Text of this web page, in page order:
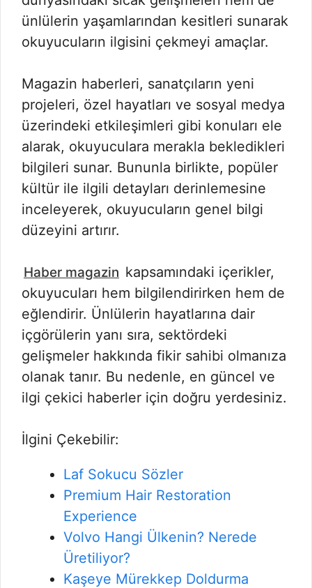
ünlülerin yaşamlarından kesitleri sunarak
okuyucuların ilgisini çekmeyi amaçlar.
Magazin haberleri, sanatçıların yeni
projeleri, özel hayatları ve sosyal medya
üzerindeki etkileşimleri gibi konuları ele
alarak, okuyuculara merakla bekledikleri
bilgileri sunar. Bununla birlikte, popüler
kültür ile ilgili detayları derinlemesine
inceleyerek, okuyucuların genel bilgi
düzeyini artırır.
Haber magazin kapsamındaki içerikler,
okuyucuları hem bilgilendirirken hem de
eğlendirir. Ünlülerin hayatlarına dair
içgörülerin yanı sıra, sektördeki
gelişmeler hakkında fikir sahibi olmanıza
olanak tanır. Bu nedenle, en güncel ve
ilgi çekici haberler için doğru yerdesiniz.
İlgini Çekebilir:
Laf Sokucu Sözler
Premium Hair Restoration
Experience
Volvo Hangi Ülkenin? Nerede
Üretiliyor?
Kaşeye Mürekkep Doldurma